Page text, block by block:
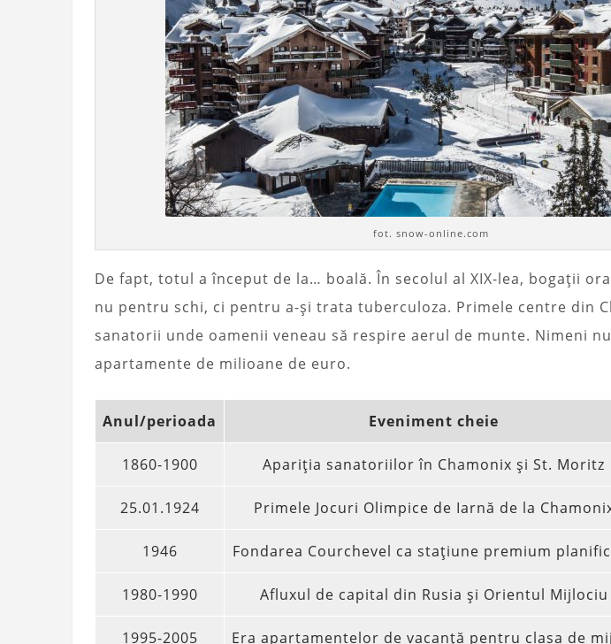
fot. snow-online.com
De fapt, totul a început de la… boală. În secolul al XIX-lea, bogații
nu pentru schi, ci pentru a-și trata tuberculoza. Primele centre din
sanatorii unde oamenii veneau să respire aerul de munte. Nimeni
apartamente de milioane de euro.
Anul/perioada Eveniment cheie
1860-1900 Apariția sanatoriilor în Chamonix și St. Moritz
25.01.1924 Primele Jocuri Olimpice de Iarnă de la
1946 Fondarea Courchevel ca stațiune premium
1980-1990 Afluxul de capital din Rusia și Orientul Mijlociu
1995-2005 Era apartamentelor de vacanță pentru clasa de